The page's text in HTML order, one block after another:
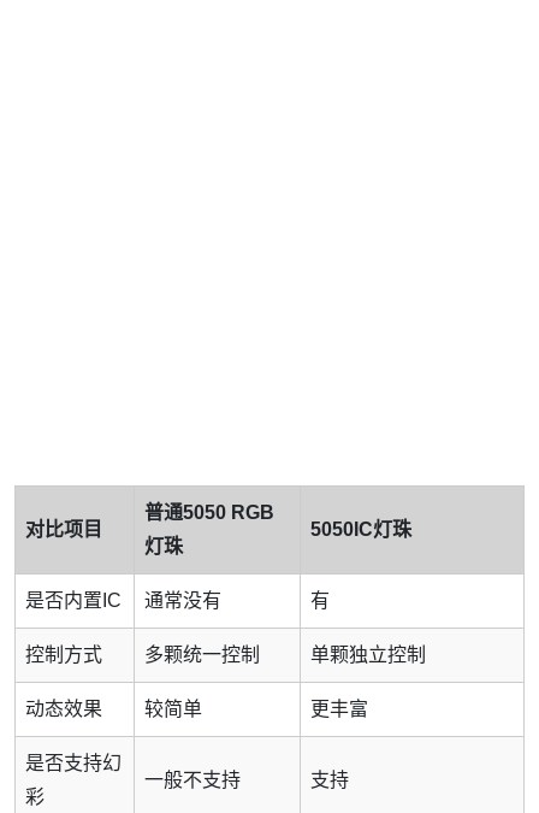
对比项目
普通5050 RGB
灯珠
5050IC灯珠
是否内置IC 通常没有 有
控制方式 多颗统一控制 单颗独立控制
动态效果 较简单 更丰富
是否支持幻
彩
一般不支持 支持